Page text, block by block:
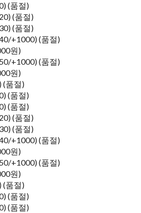
(품절)
(품절)
(품절)
+1000) (품절)
원)
+1000) (품절)
원)
(품절)
(품절)
(품절)
(품절)
(품절)
+1000) (품절)
원)
+1000) (품절)
원)
(품절)
(품절)
(품절)